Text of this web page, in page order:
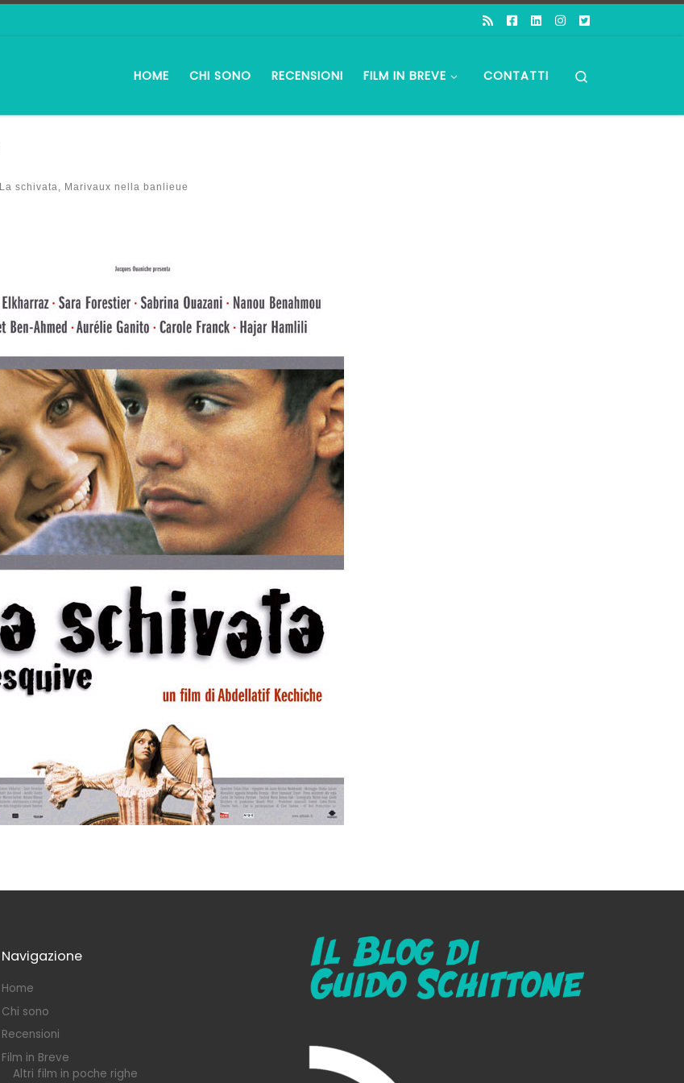
HOME CHI SONO RECENSIONI FILM IN BREVE CONTATTI
La schivata, Marivaux nella banlieue
Navigazione
Home
Chi sono
Recensioni
Film in Breve
Altri film in poche righe